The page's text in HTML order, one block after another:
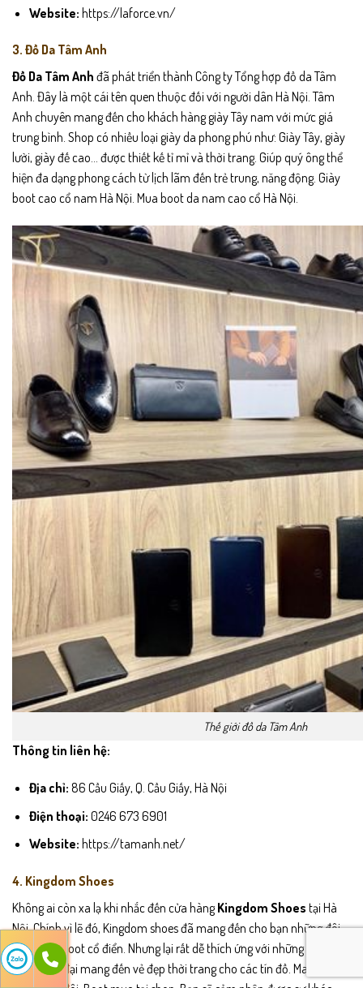
Website: https://laforce.vn/
3. Đồ Da Tâm Anh
Đồ Da Tâm Anh đã phát triển thành Công ty Tổng hợp đồ da Tâm
Anh. Đây là một cái tên quen thuộc đối với người dân Hà Nội. Tâm
Anh chuyên mang đến cho khách hàng giày Tây nam với mức giá
trung bình. Shop có nhiều loại giày da phong phú như: Giày Tây, giày
lười, giày đế cao… được thiết kế tỉ mỉ và thời trang. Giúp quý ông thể
hiện đa dạng phong cách từ lịch lãm đến trẻ trung, năng động. Giày
boot cao cổ nam Hà Nội. Mua boot da nam cao cổ Hà Nội.
Thế giới đồ da Tâm Anh
Thông tin liên hệ:
Địa chỉ: 86 Cầu Giấy, Q. Cầu Giấy, Hà Nội
Điện thoại: 0246 673 6901
Website: https://tamanh.net/
4. Kingdom Shoes
Không ai còn xa lạ khi nhắc đến cửa hàngKingdom Shoes tại Hà
Nội. Chính vì lẽ đó, Kingdom shoes đã mang đến cho bạn những đôi
giày nam Boot cổ điển. Nhưng lại rất dễ thích ứng với những trang
phục hiện đại mang đến vẻ đẹp thời trang cho các tín đồ. Mang vào